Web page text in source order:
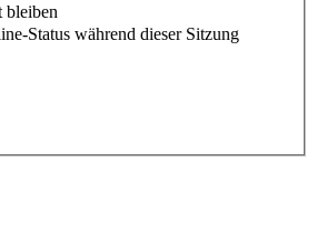
bleiben
Status während dieser Sitzung